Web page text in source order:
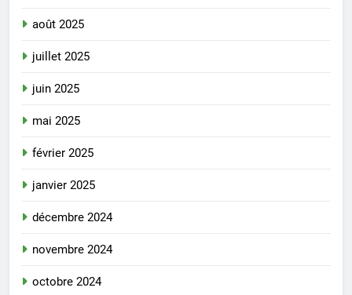
août 2025
juillet 2025
juin 2025
mai 2025
février 2025
janvier 2025
décembre 2024
novembre 2024
octobre 2024